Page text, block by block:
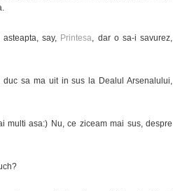
say, Printesa
, dar o sa-i savurez,
sa ma uit in sus la Dealul Arsenalului,
multi asa:) Nu, ce ziceam mai sus, despre